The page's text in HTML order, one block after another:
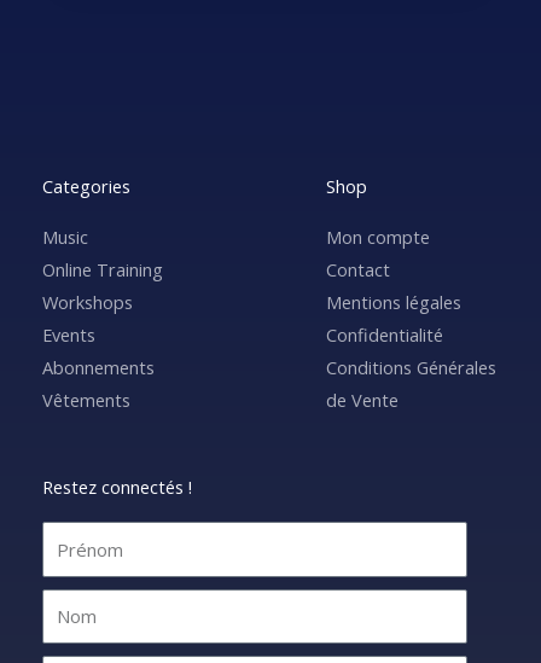
Categories
Music
Online Training
Workshops
Events
Abonnements
Vêtements
Shop
Mon compte
Contact
Mentions légales
Confidentialité
Conditions Générales
de Vente
Restez connectés !